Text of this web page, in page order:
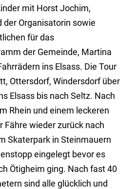
mit Horst Jochim,
Organisatorin sowie
für das
der Gemeinde, Martina
ins Elsass. Die Tour
Ottersdorf, Windersdorf über
Elsass bis nach Seltz. Nach
Rhein und einem leckeren
Fähre wieder zurück nach
Skaterpark in Steinmauern
eingelegt bevor es
Ötigheim ging. Nach fast 40
sind alle glücklich und